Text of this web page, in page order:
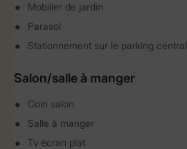
Mobilier de jardin
Parasol
Stationnement sur le parking central
Salon/salle à manger
Coin salon
Salle à manger
Tv écran plat